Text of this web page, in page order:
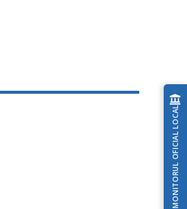
MONITORUL OFICIAL LOCAL